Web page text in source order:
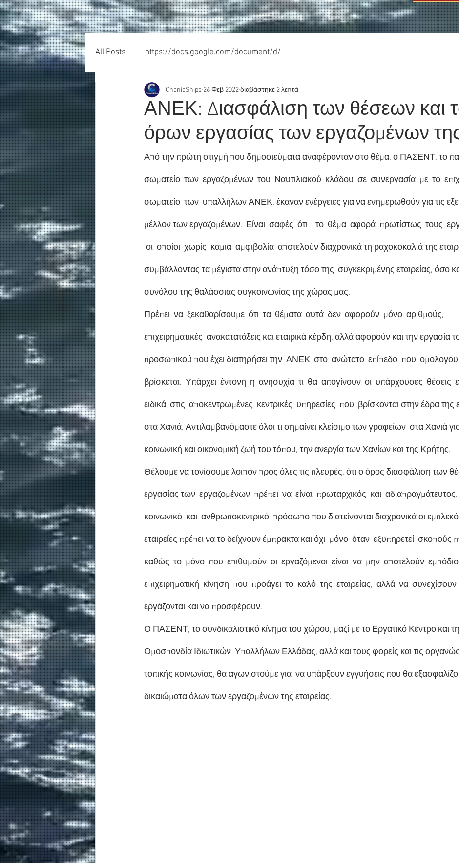
All Posts https://docs.google.com/document/d/
ΑΝΕΚ: Διασφάλιση των θέσεων και
όρων εργασίας των εργαζομένων
ChaniaShips 26 Φεβ 2022διαβάστηκε 2 λεπτά
Από την πρώτη στιγμή που δημοσιεύματα αναφέρονταν στο θέμα, ο ΠΑΣΕΝΤ, το
σωματείο  των  εργαζομένων  του  Ναυτιλιακού  κλάδου  σε  συνεργασία  με  το
σωματείο  των  υπαλλήλων ΑΝΕΚ, έκαναν ενέργειες για να ενημερωθούν για τις
μέλλον των εργαζομένων.  Είναι  σαφές  ότι    το  θέμα  αφορά  πρωτίστως  τους
οι  οποίοι  χωρίς  καμιά  αμφιβολία  αποτελούν διαχρονικά τη ραχοκοκαλιά της
συμβάλλοντας τα μέγιστα στην ανάπτυξη τόσο της  συγκεκριμένης εταιρείας, όσο
συνόλου της θαλάσσιας συγκοινωνίας της χώρας μας.
Πρέπει  να  ξεκαθαρίσουμε  ότι  τα  θέματα  αυτά  δεν  αφορούν  μόνο  αριθμούς,
επιχειρηματικές  ανακατατάξεις και εταιρικά κέρδη, αλλά αφορούν και την εργασία
προσωπικού που έχει διατηρήσει την  ΑΝΕΚ  στο  ανώτατο  επίπεδο  που
βρίσκεται.  Υπάρχει  έντονη  η  ανησυχία  τι  θα  απογίνουν  οι  υπάρχουσες  θέσεις
ειδικά  στις  αποκεντρωμένες  κεντρικές  υπηρεσίες  που  βρίσκονται στην έδρα της
στα Χανιά. Αντιλαμβανόμαστε όλοι τι σημαίνει κλείσιμο των γραφείων  στα Χανιά
κοινωνική και οικονομική ζωή του τόπου, την ανεργία των Χανίων και της Κρήτης.
Θέλουμε να τονίσουμε λοιπόν προς όλες τις πλευρές, ότι ο όρος διασφάλιση των
εργασίας των  εργαζομένων  πρέπει  να  είναι  πρωταρχικός  και
κοινωνικό  και  ανθρωποκεντρικό  πρόσωπο που διατείνονται διαχρονικά οι
εταιρείες πρέπει να το δείχνουν έμπρακτα και όχι  μόνο  όταν  εξυπηρετεί  σκοπούς
καθώς  το  μόνο  που  επιθυμούν  οι  εργαζόμενοι  είναι  να  μην  αποτελούν
επιχειρηματική  κίνηση  που  προάγει  το  καλό  της  εταιρείας,  αλλά  να
εργάζονται και να προσφέρουν.
Ο ΠΑΣΕΝΤ, το συνδικαλιστικό κίνημα του χώρου, μαζί με το Εργατικό Κέντρο και
Ομοσπονδία Ιδιωτικών  Υπαλλήλων Ελλάδας, αλλά και τους φορείς και τις
τοπικής κοινωνίας, θα αγωνιστούμε για  να υπάρξουν εγγυήσεις που θα
δικαιώματα όλων των εργαζομένων της εταιρείας.